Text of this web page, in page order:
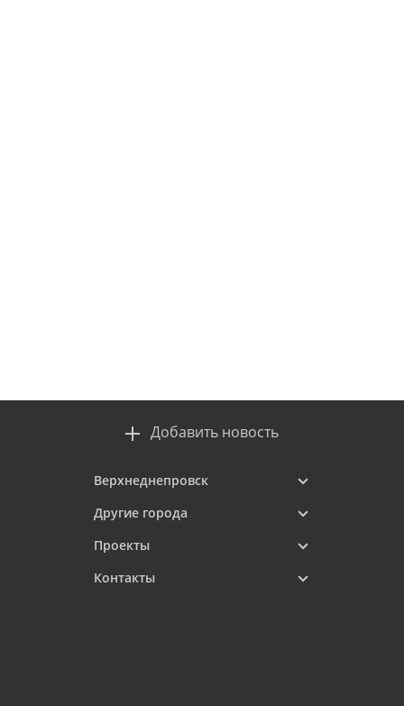
Добавить новость
Верхнеднепровск
Другие города
Проекты
Контакты